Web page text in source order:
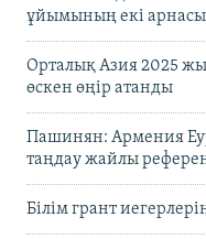
ұйымының екі
Орталық Азия 2025
өскен өңір атанды
Пашинян: Армения
таңдау жайлы
Білім грант